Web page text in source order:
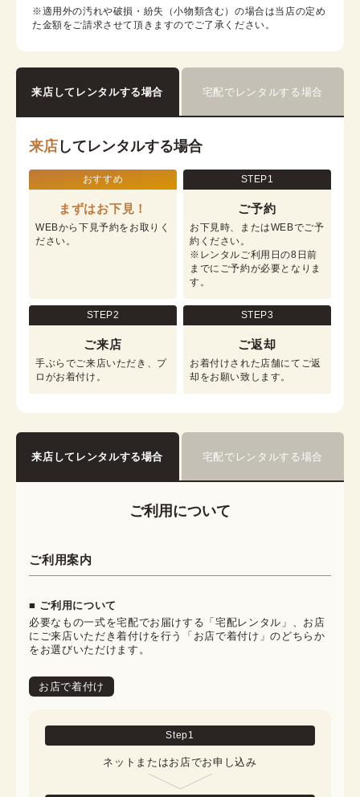
返却締め切り時間：18:00
※適用外の汚れや破損・紛失（小物類含む）の場合は当店の定め
た金額をご請求させて頂きますのでご了承ください。
来店してレンタルする場合 宅配でレンタルする場合
来店 してレンタルする場合
おすすめ
まずはお下見！
WEBから下見予約をお取りく
ださい。
STEP1
ご予約
お下見時、またはWEBでご予
約ください。
※レンタルご利用日の8日前
までにご予約が必要となりま
す。
STEP2
ご来店
手ぶらでご来店いただき、プ
ロがお着付け。
STEP3
ご返却
お着付けされた店舗にてご返
却をお願い致します。
来店してレンタルする場合 宅配でレンタルする場合
ご利用について
ご利用案内
■ ご利用について
必要なもの一式を宅配でお届けする「宅配レンタル」、お店
にご来店いただき着付けを行う「お店で着付け」のどちらか
をお選びいただけます。
お店で着付け
Step1
ネットまたはお店でお申し込み